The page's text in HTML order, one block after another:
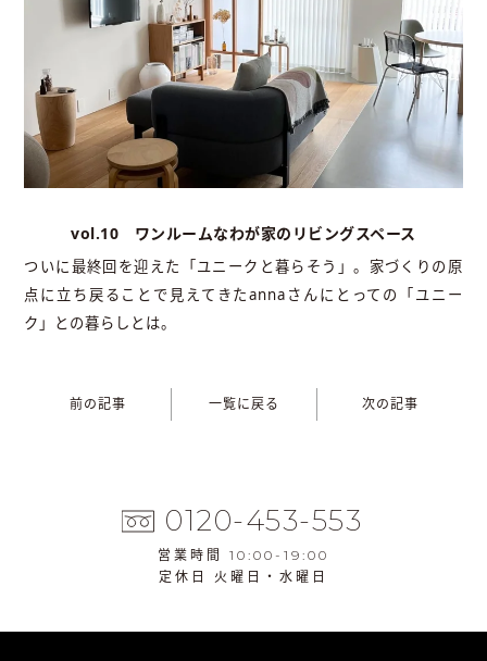
vol.10 ワンルームなわが家のリビングスペース
ついに最終回を迎えた「ユニークと暮らそう」。家づくりの原
点に立ち戻ることで見えてきたannaさんにとっての「ユニー
ク」との暮らしとは。
前の記事 一覧に戻る 次の記事
0120-453-553
営業時間 10:00-19:00
定休日 火曜日・水曜日